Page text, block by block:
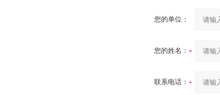
您的单位：
您的姓名：
联系电话：